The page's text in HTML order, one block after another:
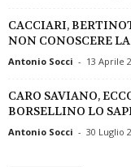
CACCIARI,
NON CONOSCERE
Antonio Socci - 13 Aprile
CARO SAVIANO,
BORSELLINO LO
Antonio Socci - 30 Luglio